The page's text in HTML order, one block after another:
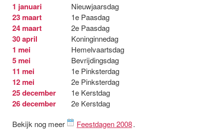
1 januari Nieuwjaarsdag
23 maart 1e Paasdag
24 maart 2e Paasdag
30 april Koninginnedag
1 mei Hemelvaartsdag
5 mei Bevrijdingsdag
11 mei 1e Pinksterdag
12 mei 2e Pinksterdag
25 december 1e Kerstdag
26 december
2e Kerstdag
Bekijk nog meer
Feestdagen 2008.